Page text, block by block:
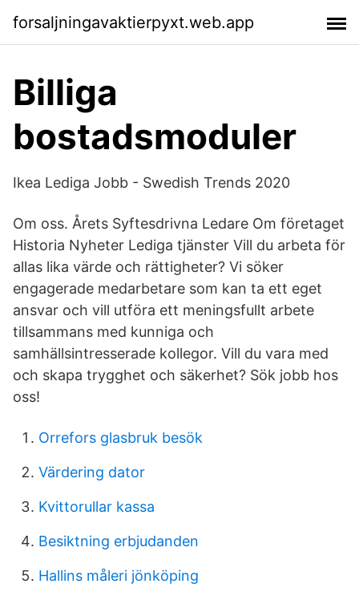
forsaljningavaktierpyxt.web.app
Billiga
bostadsmoduler
Ikea Lediga Jobb - Swedish Trends 2020
Om oss. Årets Syftesdrivna Ledare Om företaget
Historia Nyheter Lediga tjänster Vill du arbeta för
allas lika värde och rättigheter? Vi söker
engagerade medarbetare som kan ta ett eget
ansvar och vill utföra ett meningsfullt arbete
tillsammans med kunniga och
samhällsintresserade kollegor. Vill du vara med
och skapa trygghet och säkerhet? Sök jobb hos
oss!
Orrefors glasbruk besök
Värdering dator
Kvittorullar kassa
Besiktning erbjudanden
Hallins måleri jönköping